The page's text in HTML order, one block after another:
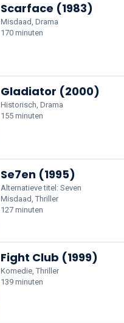
Scarface (1983)
Misdaad, Drama
170 minuten
Gladiator (2000)
Historisch, Drama
155 minuten
Se7en (1995)
Alternatieve titel: Seven
Misdaad, Thriller
127 minuten
Fight Club (1999)
Komedie, Thriller
139 minuten